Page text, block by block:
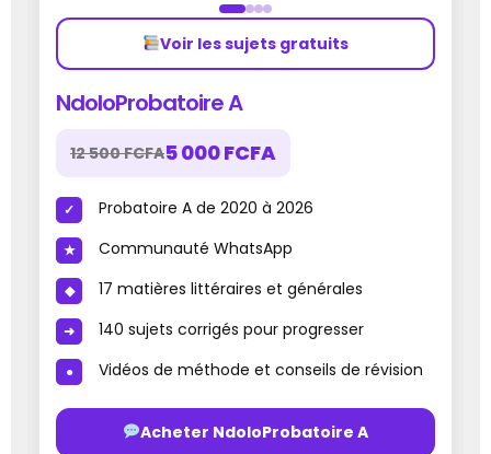
Voir les sujets gratuits
NdoloProbatoire A
12 500 FCFA5 000 FCFA
Probatoire A de 2020 à 2026
Communauté WhatsApp
17 matières littéraires et générales
140 sujets corrigés pour progresser
Vidéos de méthode et conseils de révision
Acheter NdoloProbatoire A